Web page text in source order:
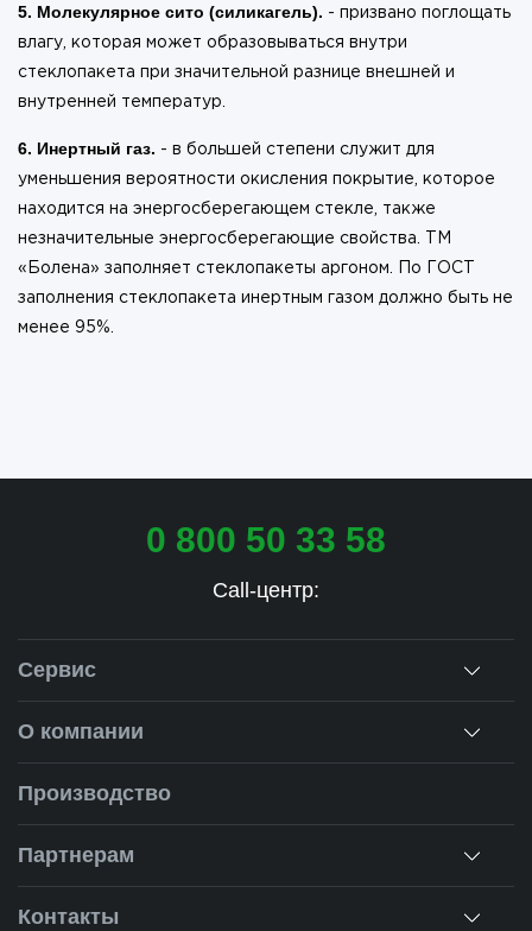
5. Молекулярное сито (силикагель). - призвано поглощать
влагу, которая может образовываться внутри
стеклопакета при значительной разнице внешней и
внутренней температур.
6. Инертный газ. - в большей степени служит для
уменьшения вероятности окисления покрытие, которое
находится на энергосберегающем стекле, также
незначительные энергосберегающие свойства. ТМ
«Болена» заполняет стеклопакеты аргоном. По ГОСТ
заполнения стеклопакета инертным газом должно быть не
менее 95%.
0 800 50 33 58
Call-центр:
Сервис
Консультация
Замеры
Монтаж
Ремонт окон
О компании
О нас
Наша история
Наши объекты
Новости
Производство
Партнерам
Для дилеров
Контакты